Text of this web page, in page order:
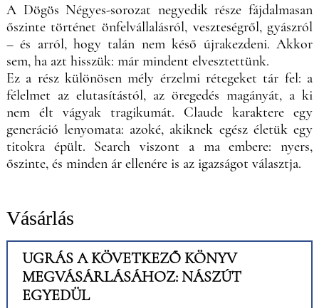
A Dögös Négyes-sorozat negyedik része fájdalmasan
őszinte történet önfelvállalásról, veszteségről, gyászról
– és arról, hogy talán nem késő újrakezdeni. Akkor
sem, ha azt hisszük: már mindent elvesztettünk.
Ez a rész különösen mély érzelmi rétegeket tár fel: a
félelmet az elutasítástól, az öregedés magányát, a ki
nem élt vágyak tragikumát. Claude karaktere egy
generáció lenyomata: azoké, akiknek egész életük egy
titokra épült. Search viszont a ma embere: nyers,
őszinte, és minden ár ellenére is az igazságot választja.
Vásárlás
UGRÁS A KÖVETKEZŐ KÖNYV
MEGVÁSÁRLÁSÁHOZ: NÁSZÚT
EGYEDÜL